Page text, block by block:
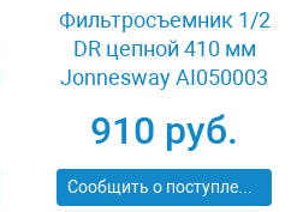
Фильтросъемник 1/2
DR цепной 410 мм
Jonnesway AI050003
910 руб.
Сообщить о поступлении